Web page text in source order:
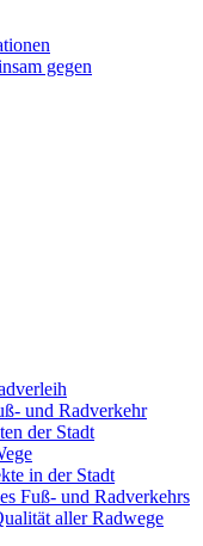
gegen
und Radverkehr
der Stadt
in der Stadt
Fuß- und Radverkehrs
aller Radwege